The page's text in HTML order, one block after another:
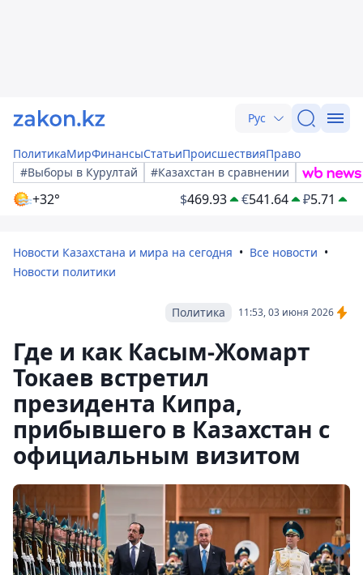
Рус
ПолитикаМирФинансыСтатьиПроисшествияПраво
#Выборы в Курултай
#Казахстан в сравнении
+32° $469.93 €541.64 ₽5.71
Новости Казахстана и мира на сегодня
Все новости
Новости политики
11:53, 03 июня 2026
Политика
Где и как Касым-Жомарт
Токаев встретил
президента Кипра,
прибывшего в Казахстан с
официальным визитом